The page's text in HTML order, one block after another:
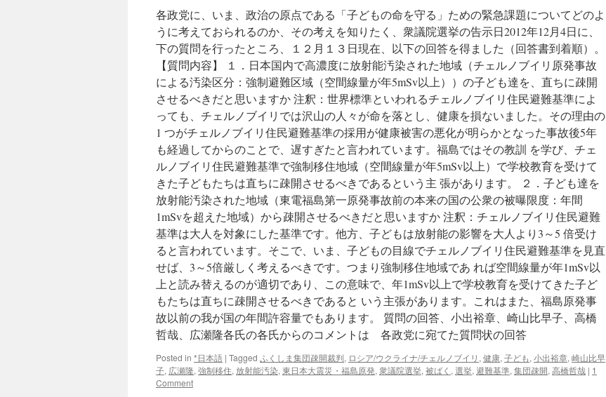
長
不
信
任
決
議
を
全
一
致
で
可
決」
に
つ
い
て
via
み
ん
な
楽
し
く
Happy
が
い
各政党に、いま、政治の原点である「子どもの命を守る」ための緊急課題についてどのよ
うに考えておられるのか、その考えを知りたく、衆議院選挙の告示日2012年12月4日に、
下の質問を行ったところ、１２月１３日現在、以下の回答を得ました（回答書到着順）。
【質問内容】 １．日本国内で高濃度に放射能汚染された地域（チェルノブイリ原発事故
による汚染区分：強制避難区域（空間線量が年5mSv以上））の子ども達を、直ちに疎開
させるべきだと思いますか 注釈：世界標準といわれるチェルノブイリ住民避難基準によ
っても、チェルノブイリでは沢山の人々が命を落とし、健康を損ないました。その理由の
1 つがチェルノブイリ住民避難基準の採用が健康被害の悪化が明らかとなった事故後5年
も経過してからのことで、遅すぎたと言われています。福島ではその教訓 を学び、チェ
ルノブイリ住民避難基準で強制移住地域（空間線量が年5mSv以上）で学校教育を受けて
きた子どもたちは直ちに疎開させるべきであるという主 張があります。 ２．子ども達を
放射能汚染された地域（東電福島第一原発事故前の本来の国の公衆の被曝限度：年間
1mSvを超えた地域）から疎開させるべきだと思いますか 注釈：チェルノブイリ住民避難
基準は大人を対象にした基準です。他方、子どもは放射能の影響を大人より3～5 倍受け
ると言われています。そこで、いま、子どもの目線でチェルノブイリ住民避難基準を見直
せば、3～5倍厳しく考えるべきです。つまり強制移住地域であ れば空間線量が年1mSv以
上と読み替えるのが適切であり、この意味で、年1mSv以上で学校教育を受けてきた子ど
もたちは直ちに疎開させるべきであると いう主張があります。これはまた、福島原発事
故以前の我が国の年間許容量でもあります。 質問の回答、小出裕章、崎山比早子、高橋
哲哉、広瀬隆各氏の各氏からのコメントは 各政党に宛てた質問状の回答
Posted in *日本語 | Tagged ふくしま集団疎開裁判, ロシア/ウクライナ/チェルノブイリ , 健康, 子ども, 小出裕章, 崎山比早
子, 広瀬隆, 強制移住, 放射能汚染, 東日本大震災・福島原発, 衆議院選挙, 被ばく , 選挙, 避難基準, 集団疎開, 高橋哲哉 | 1
Comment